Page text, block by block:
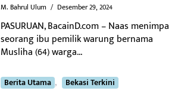
M. Bahrul Ulum / Desember 29, 2024
PASURUAN, BacainD.com – Naas menimpa
seorang ibu pemilik warung bernama
Musliha (64) warga...
Berita Utama , Bekasi Terkini